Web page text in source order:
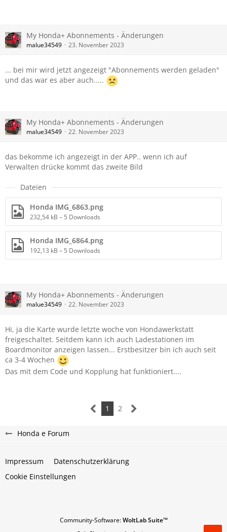
My Honda+ Abonnements - Änderungen
malue34549 23. November 2023
... bei mir wird jetzt angezeigt "Abonnements werden geladen"
und das war es aber auch.....
My Honda+ Abonnements - Änderungen
malue34549 22. November 2023
das bekomme ich angezeigt in der APP.. wenn ich auf
Verwalten drücke kommt das zweite Bild
Dateien
Honda IMG_6863.png
232,54 kB – 5 Downloads
Honda IMG_6864.png
192,13 kB – 5 Downloads
My Honda+ Abonnements - Änderungen
malue34549 22. November 2023
Hi, ja die Karte wurde letzte woche von Hondawerkstatt
freigeschaltet. Seitdem kann ich auch Ladestationen im
Boardmonitor anzeigen lassen... Erstbesitzer bin ich auch seit
ca 3-4 Wochen
Das mit dem Code und Kopplung hat funktioniert....
1 2
Honda e Forum
Impressum
Datenschutzerklärung
Cookie Einstellungen
Community-Software:WoltLab Suite™